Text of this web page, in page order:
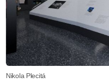
Nikola Plecitá